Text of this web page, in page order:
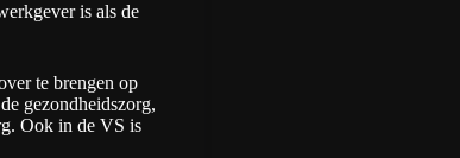
is als de
te brengen op
gezondheidszorg,
Ook in de VS is